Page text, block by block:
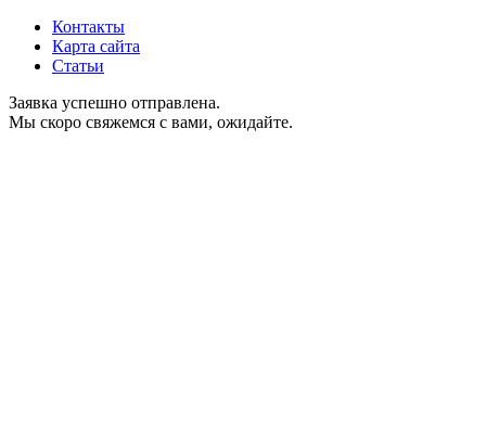
Контакты
Карта сайта
Статьи
Заявка успешно отправлена.
Мы скоро свяжемся с вами, ожидайте.